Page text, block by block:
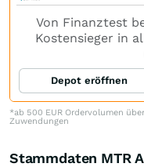
Von Finanztest
Kostensieger in
Depot eröffnen
*ab 500 EUR Ordervolumen
Zuwendungen
Stammdaten MTR